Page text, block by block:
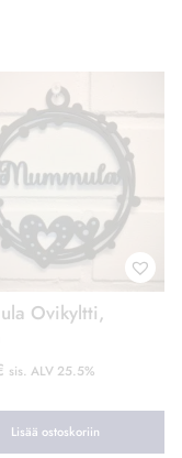
Ovikyltti,
sis. ALV 25.5%
Lisää ostoskoriin